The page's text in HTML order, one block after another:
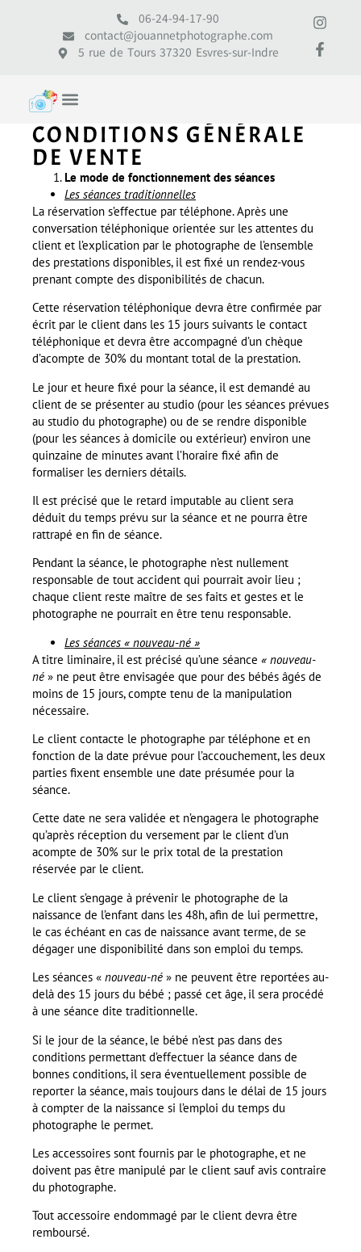
06-24-94-17-90
contact@jouannetphotographe.com
5 rue de Tours 37320 Esvres-sur-Indre
CONDITIONS GÉNÉRALE
DE VENTE
Le mode de fonctionnement des séances
Les séances traditionnelles
La réservation s’effectue par téléphone. Après une
conversation téléphonique orientée sur les attentes du
client et l’explication par le photographe de l’ensemble
des prestations disponibles, il est fixé un rendez-vous
prenant compte des disponibilités de chacun.
Cette réservation téléphonique devra être confirmée par
écrit par le client dans les 15 jours suivants le contact
téléphonique et devra être accompagné d’un chèque
d’acompte de 30% du montant total de la prestation.
Le jour et heure fixé pour la séance, il est demandé au
client de se présenter au studio (pour les séances prévues
au studio du photographe) ou de se rendre disponible
(pour les séances à domicile ou extérieur) environ une
quinzaine de minutes avant l’horaire fixé afin de
formaliser les derniers détails.
Il est précisé que le retard imputable au client sera
déduit du temps prévu sur la séance et ne pourra être
rattrapé en fin de séance.
Pendant la séance, le photographe n’est nullement
responsable de tout accident qui pourrait avoir lieu ;
chaque client reste maître de ses faits et gestes et le
photographe ne pourrait en être tenu responsable.
Les séances « nouveau-né »
A titre liminaire, il est précisé qu’une séance « nouveau-
né » ne peut être envisagée que pour des bébés âgés de
moins de 15 jours, compte tenu de la manipulation
nécessaire.
Le client contacte le photographe par téléphone et en
fonction de la date prévue pour l’accouchement, les deux
parties fixent ensemble une date présumée pour la
séance.
Cette date ne sera validée et n’engagera le photographe
qu’après réception du versement par le client d’un
acompte de 30% sur le prix total de la prestation
réservée par le client.
Le client s’engage à prévenir le photographe de la
naissance de l’enfant dans les 48h, afin de lui permettre,
le cas échéant en cas de naissance avant terme, de se
dégager une disponibilité dans son emploi du temps.
Les séances « nouveau-né » ne peuvent être reportées au-
delà des 15 jours du bébé ; passé cet âge, il sera procédé
à une séance dite traditionnelle.
Si le jour de la séance, le bébé n’est pas dans des
conditions permettant d’effectuer la séance dans de
bonnes conditions, il sera éventuellement possible de
reporter la séance, mais toujours dans le délai de 15 jours
à compter de la naissance si l’emploi du temps du
photographe le permet.
Les accessoires sont fournis par le photographe, et ne
doivent pas être manipulé par le client sauf avis contraire
du photographe.
Tout accessoire endommagé par le client devra être
remboursé.